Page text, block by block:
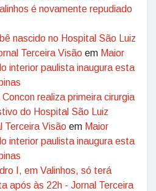
é novamente repudiado
nascido no Hospital São Luiz
Terceira Visão em Maior
interior paulista inaugura esta
realiza primeira cirurgia
do Hospital São Luiz
Terceira Visão em Maior
interior paulista inaugura esta
I, em Valinhos, só terá
após às 22h - Jornal Terceira